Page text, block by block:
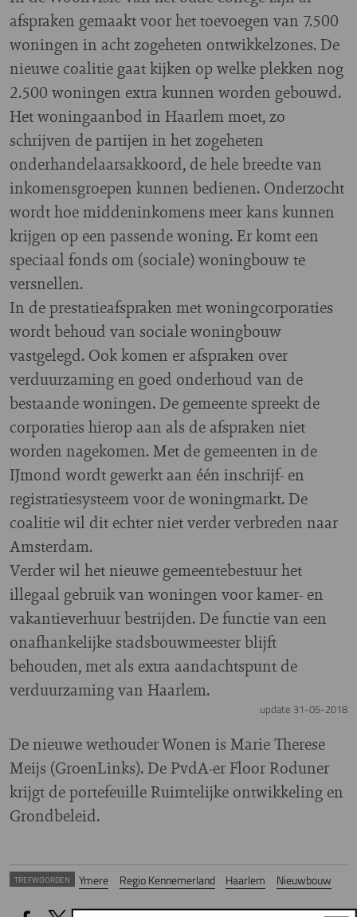
afspraken gemaakt voor het toevoegen van 7.500
woningen in acht zogeheten ontwikkelzones. De
nieuwe coalitie gaat kijken op welke plekken nog
2.500 woningen extra kunnen worden gebouwd.
Het woningaanbod in Haarlem moet, zo
schrijven de partijen in het zogeheten
onderhandelaarsakkoord, de hele breedte van
inkomensgroepen kunnen bedienen. Onderzocht
wordt hoe middeninkomens meer kans kunnen
krijgen op een passende woning. Er komt een
speciaal fonds om (sociale) woningbouw te
versnellen.
In de prestatieafspraken met woningcorporaties
wordt behoud van sociale woningbouw
vastgelegd. Ook komen er afspraken over
verduurzaming en goed onderhoud van de
bestaande woningen. De gemeente spreekt de
corporaties hierop aan als de afspraken niet
worden nagekomen. Met de gemeenten in de
IJmond wordt gewerkt aan één inschrijf- en
registratiesysteem voor de woningmarkt. De
coalitie wil dit echter niet verder verbreden naar
Amsterdam.
Verder wil het nieuwe gemeentebestuur het
illegaal gebruik van woningen voor kamer- en
vakantieverhuur bestrijden. De functie van een
onafhankelijke stadsbouwmeester blijft
behouden, met als extra aandachtspunt de
verduurzaming van Haarlem.
update 31-05-2018
De nieuwe wethouder Wonen is Marie Therese
Meijs (GroenLinks). De PvdA-er Floor Roduner
krijgt de portefeuille Ruimtelijke ontwikkeling en
Grondbeleid.
TREFWOORDEN Ymere Regio Kennemerland Haarlem Nieuwbouw